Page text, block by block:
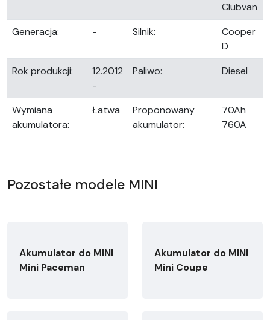
Clubvan
Generacja:
- Silnik:
Cooper
D
Rok produkcji:
12.2012
-
Paliwo: Diesel
Wymiana
akumulatora:
Łatwa
Proponowany
akumulator:
70Ah
760A
Pozostałe modele MINI
Akumulator do MINI
Mini Paceman
Akumulator do MINI
Mini Coupe